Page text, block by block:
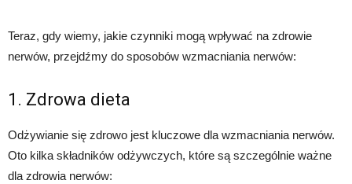
Teraz, gdy wiemy, jakie czynniki mogą wpływać na zdrowie
nerwów, przejdźmy do sposobów wzmacniania nerwów:
1. Zdrowa dieta
Odżywianie się zdrowo jest kluczowe dla wzmacniania nerwów.
Oto kilka składników odżywczych, które są szczególnie ważne
dla zdrowia nerwów: